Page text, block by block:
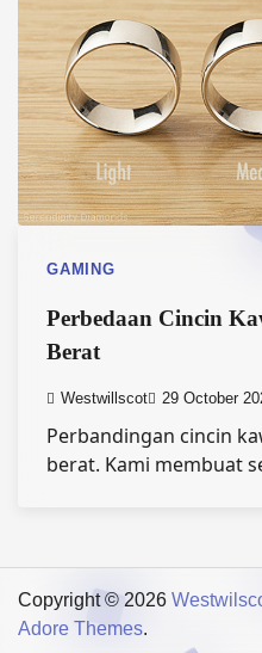
GAMING
Perbedaan Cincin
Berat
Westwillscot 29 October
Perbandingan cincin
berat. Kami membuat
Copyright © 2026
Adore Themes.